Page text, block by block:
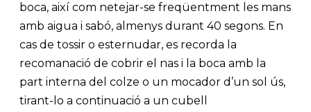
boca, així com netejar-se freqüentment les mans
amb aigua i sabó, almenys durant 40 segons. En
cas de tossir o esternudar, es recorda la
recomanació de cobrir el nas i la boca amb la
part interna del colze o un mocador d’un sol ús,
tirant-lo a continuació a un cubell